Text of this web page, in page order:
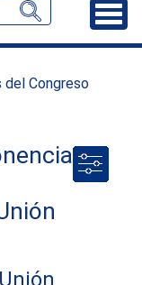
del Congreso